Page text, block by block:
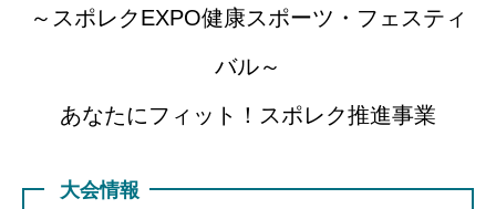
～スポレクEXPO健康スポーツ・フェスティ
バル～
あなたにフィット！スポレク推進事業
大会情報